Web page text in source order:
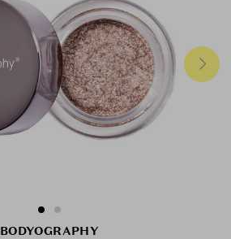
BODYOGRAPHY